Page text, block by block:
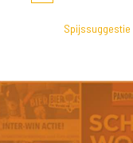
Spijssuggestie